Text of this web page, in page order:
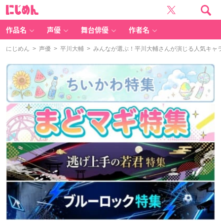
作品名 声優 舞台俳優 作者名
にじめん > 声優 > 平川大輔 > みんなが選ぶ！平川大輔さんが演じる人気キャ